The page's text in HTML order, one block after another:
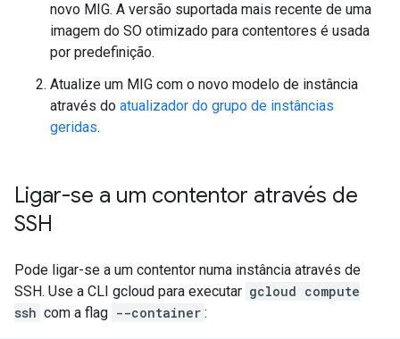
novo MIG. A versão suportada mais recente de uma
imagem do SO otimizado para contentores é usada
por predefinição.
Atualize um MIG com o novo modelo de instância
através do atualizador do grupo de instâncias
geridas.
Ligar-se a um contentor através de
SSH
Pode ligar-se a um contentor numa instância através de
SSH. Use a CLI gcloud para executar gcloud compute
ssh com a flag --container :